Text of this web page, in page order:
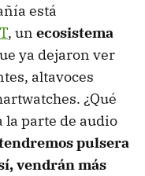
está
, un ecosistema
ya dejaron ver
altavoces
¿Qué
la parte de audio
pulsera
vendrán más